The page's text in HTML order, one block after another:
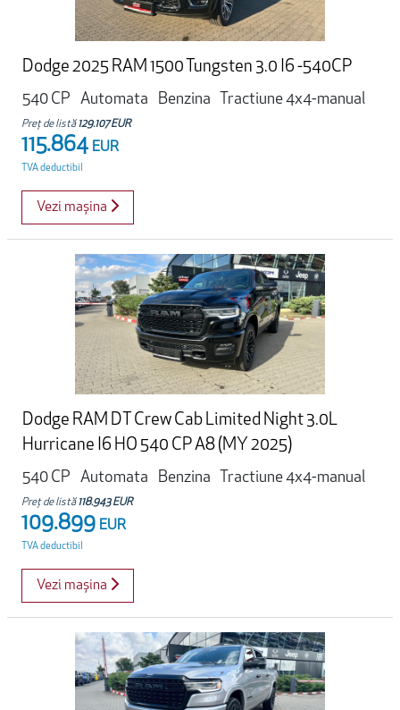
Dodge 2025 RAM 1500 Tungsten 3.0 I6 -540CP
540 CP
Automata Benzina Tractiune 4x4-manual
Preț de listă129.107 EUR
115.864 EUR
TVA deductibil
Vezi mașina
Dodge RAM DT Crew Cab Limited Night 3.0L
Hurricane I6 HO 540 CP A8 (MY 2025)
540 CP
Automata Benzina Tractiune 4x4-manual
Preț de listă118.943 EUR
109.899 EUR
TVA deductibil
Vezi mașina